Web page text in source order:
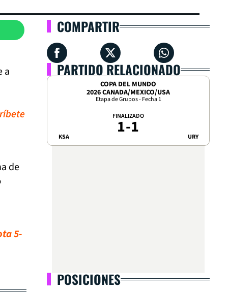
a
de
5-
COMPARTIR
PARTIDO RELACIONADO
COPA DEL MUNDO
2026 CANADA/MEXICO/USA
Etapa de Grupos - Fecha 1
KSA
FINALIZADO
1-1 URY
POSICIONES